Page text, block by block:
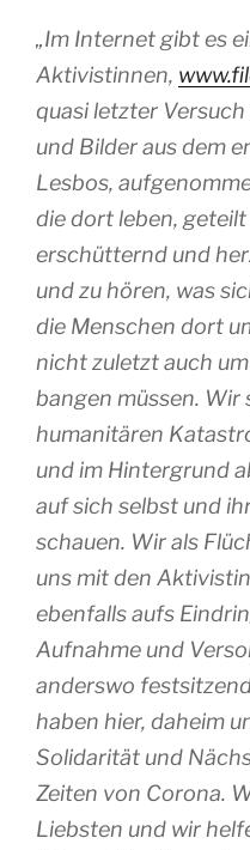
„Im Internet gibt es
Aktivistinnen,
quasi letzter
und Bilder aus dem
Lesbos,
die dort leben,
erschütternd und
und zu hören, was
die Menschen dort
nicht zuletzt auch
bangen müssen.
humanitären
und im Hintergrund
auf sich selbst und
schauen. Wir als
uns mit den
ebenfalls aufs
Aufnahme und
anderswo
haben hier, daheim
Solidarität und
Zeiten von Corona.
Liebsten und wir